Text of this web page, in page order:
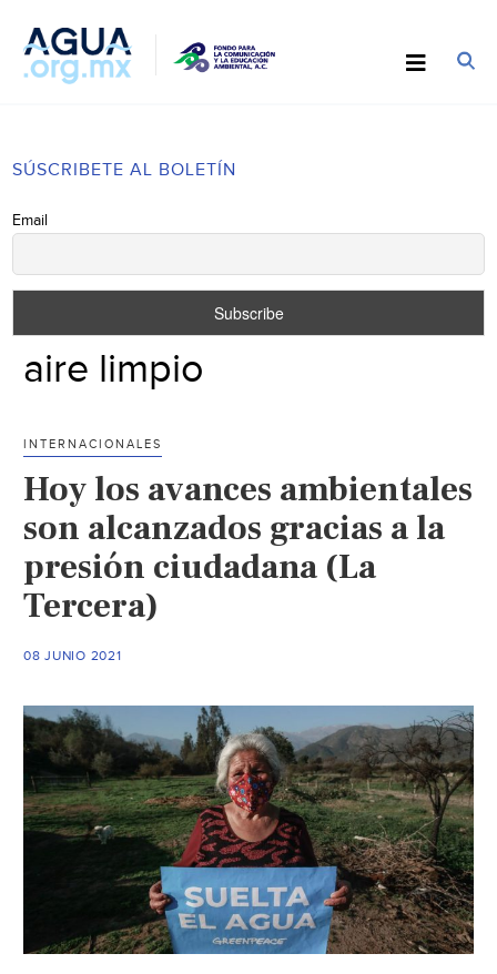
SÚSCRIBETE AL BOLETÍN
Email
aire limpio
INTERNACIONALES
Hoy los avances ambientales
son alcanzados gracias a la
presión ciudadana (La
Tercera)
08 JUNIO 2021